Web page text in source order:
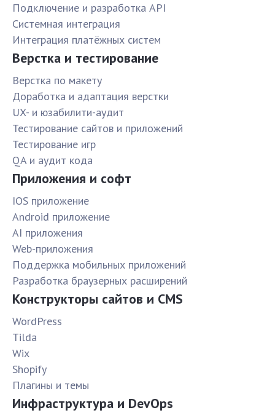
Подключение и разработка API
Системная интеграция
Интеграция платёжных систем
Верстка и тестирование
Верстка по макету
Доработка и адаптация верстки
UX- и юзабилити-аудит
Тестирование сайтов и приложений
Тестирование игр
QA и аудит кода
Приложения и софт
IOS приложение
Android приложение
AI приложения
Web-приложения
Поддержка мобильных приложений
Разработка браузерных расширений
Конструкторы сайтов и CMS
WordPress
Tilda
Wix
Shopify
Плагины и темы
Инфраструктура и DevOps